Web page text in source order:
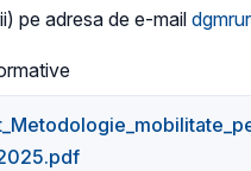
pe adresa de e-mail